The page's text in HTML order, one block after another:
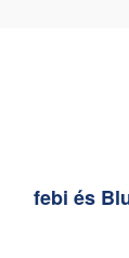
febi és